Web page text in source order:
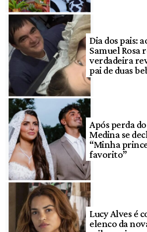
Dia dos pais:
Samuel Rosa
verdadeira
pai de duas
Após perda
Medina se
“Minha
favorito”
Lucy Alves é
elenco da